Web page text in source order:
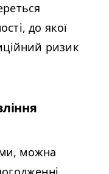
до якої
ризик
можна